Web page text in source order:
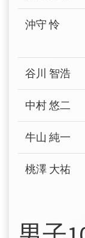
沖守 怜
谷川 智浩
中村 悠二
牛山 純一
桃澤 大祐